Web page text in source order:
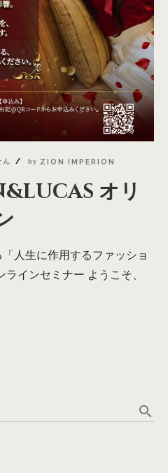
ん by ZION IMPERION
オリ
人生に作用するファッショ
インセミナー ようこそ、
search